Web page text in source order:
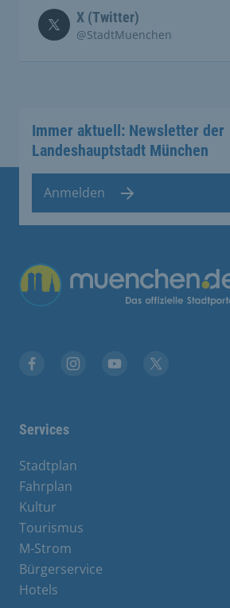
X (Twitter)
@StadtMuenchen
Immer aktuell: Newsletter der
Landeshauptstadt München
Anmelden
Übergreifende Links
Services
Stadtplan
Fahrplan
Kultur
Tourismus
M-Strom
Bürgerservice
Hotels